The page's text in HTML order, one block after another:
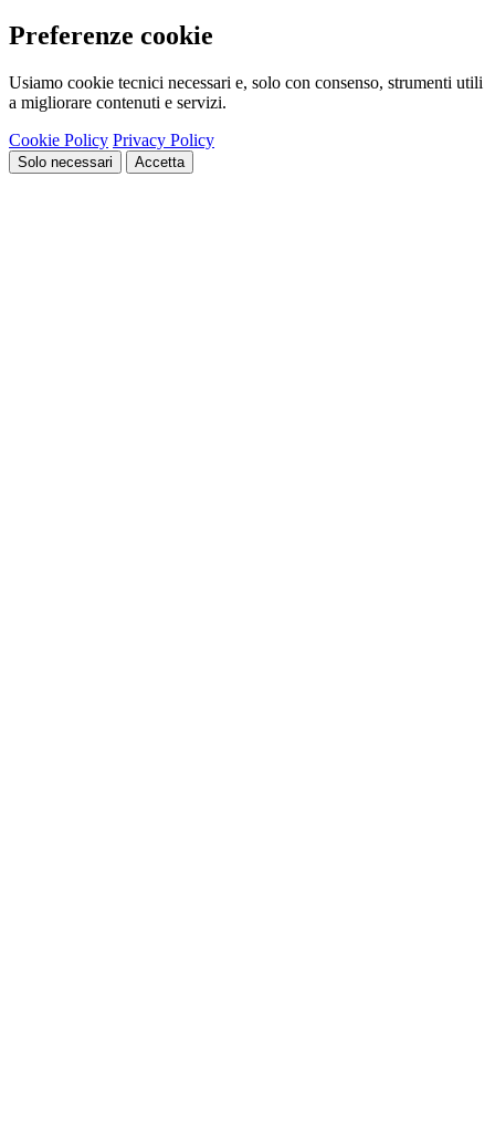
Preferenze cookie
Usiamo cookie tecnici necessari e, solo con consenso, strumenti utili
a migliorare contenuti e servizi.
Cookie Policy Privacy Policy
Solo necessari Accetta